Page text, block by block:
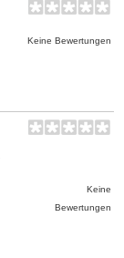
Keine Bewertungen
Keine
Bewertungen